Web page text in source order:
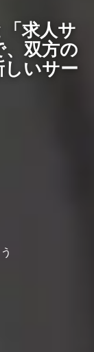
の業
の営
化に
いた
ライ
、企
、食
ニく
ギュ
。
タレ
と、
幅が
す。
、そ
進で
での
だけ
ビジ
でき
組め
トにお
任せし
衝
ル管
ラス
（オ
レク
やデ
こと
でい
した
上
る高
「求人サ
、双方の
いサー